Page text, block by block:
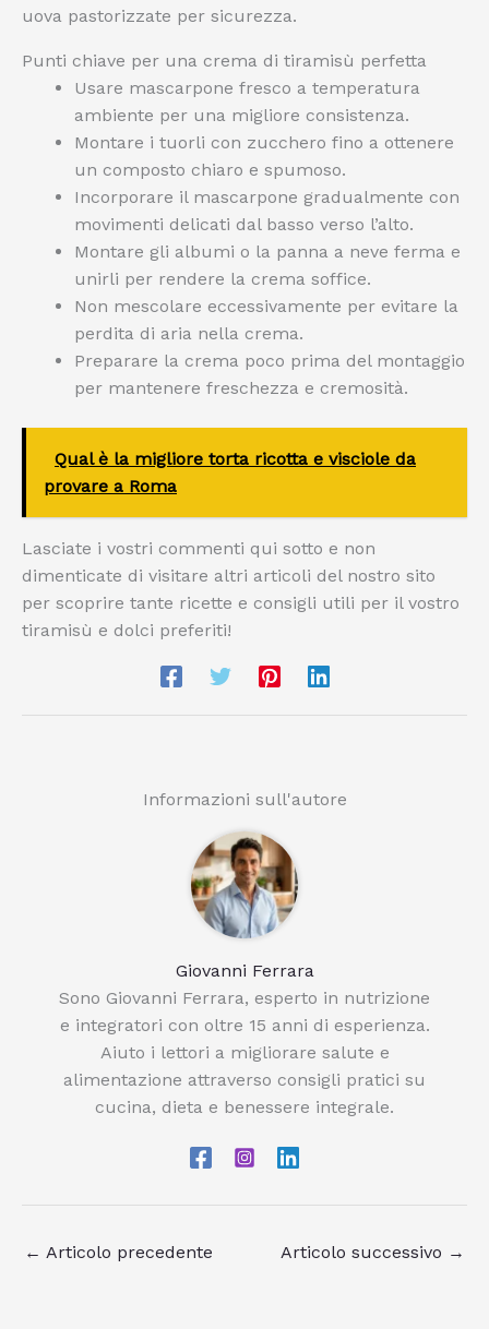
uova pastorizzate per sicurezza.
Punti chiave per una crema di tiramisù perfetta
Usare mascarpone fresco a temperatura
ambiente per una migliore consistenza.
Montare i tuorli con zucchero fino a ottenere
un composto chiaro e spumoso.
Incorporare il mascarpone gradualmente con
movimenti delicati dal basso verso l’alto.
Montare gli albumi o la panna a neve ferma e
unirli per rendere la crema soffice.
Non mescolare eccessivamente per evitare la
perdita di aria nella crema.
Preparare la crema poco prima del montaggio
per mantenere freschezza e cremosità.
Qual è la migliore torta ricotta e visciole da
provare a Roma
Lasciate i vostri commenti qui sotto e non
dimenticate di visitare altri articoli del nostro sito
per scoprire tante ricette e consigli utili per il vostro
tiramisù e dolci preferiti!
Informazioni sull'autore
Giovanni Ferrara
Sono Giovanni Ferrara, esperto in nutrizione
e integratori con oltre 15 anni di esperienza.
Aiuto i lettori a migliorare salute e
alimentazione attraverso consigli pratici su
cucina, dieta e benessere integrale.
← Articolo precedente Articolo successivo →